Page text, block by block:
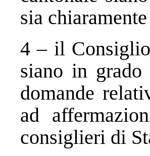
sia
4 – il
siano in grado
domande
ad
consiglieri di